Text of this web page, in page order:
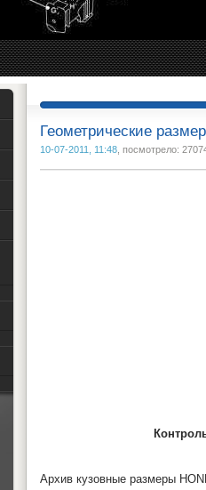
Геометрические
10-07-2011, 11:48, посмотрело:
Архив кузовные размеры